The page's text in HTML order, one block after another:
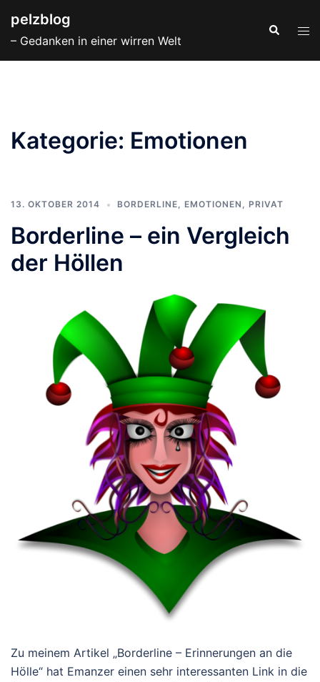
Inhalt
springen
pelzblog
– Gedanken in einer wirren Welt
Suche
Kategorie: Emotionen
13. OKTOBER 2014 BORDERLINE, EMOTIONEN , PRIVAT
Borderline – ein Vergleich
der Höllen
Zu meinem Artikel „Borderline – Erinnerungen an die
Hölle“ hat Emanzer einen sehr interessanten Link in die